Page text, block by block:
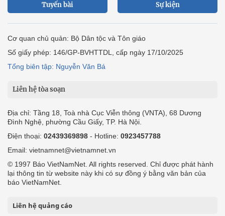
Tuyến bài Sự kiện
Cơ quan chủ quản: Bộ Dân tộc và Tôn giáo
Số giấy phép: 146/GP-BVHTTDL, cấp ngày 17/10/2025
Tổng biên tập: Nguyễn Văn Bá
Liên hệ tòa soạn
Địa chỉ: Tầng 18, Toà nhà Cục Viễn thông (VNTA), 68 Dương
Đình Nghệ, phường Cầu Giấy, TP. Hà Nội.
Điện thoại: 02439369898 - Hotline: 0923457788
Email: vietnamnet@vietnamnet.vn
© 1997 Báo VietNamNet. All rights reserved. Chỉ được phát hành
lại thông tin từ website này khi có sự đồng ý bằng văn bản của
báo VietNamNet.
Liên hệ quảng cáo